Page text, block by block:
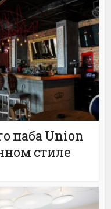
паба Union
стиле